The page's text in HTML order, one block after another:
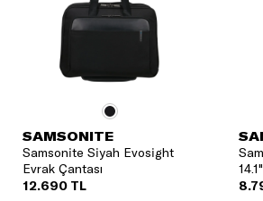
SAMSONITE
Samsonite Siyah Evosight
Evrak Çantası
12.690 TL